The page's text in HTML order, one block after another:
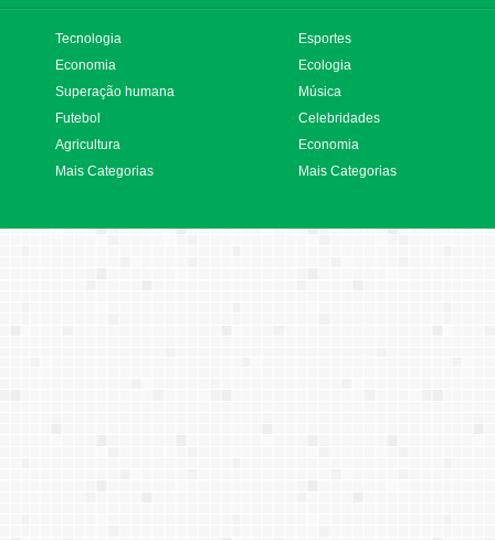
Tecnologia
Economia
Superação humana
Futebol
Agricultura
Mais Categorias
Esportes
Ecologia
Música
Celebridades
Economia
Mais Categorias